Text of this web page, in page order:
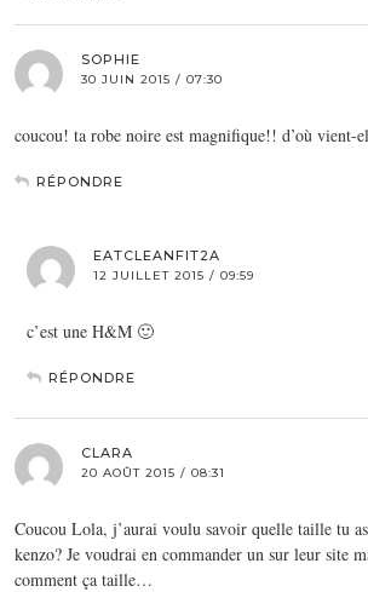
SOPHIE
30 JUIN 2015 / 07:30
coucou! ta robe noire est magnifique!! d’où vient-
RÉPONDRE
EATCLEANFIT2A
12 JUILLET 2015 / 09:59
c’est une H&M 🙂
RÉPONDRE
CLARA
20 AOÛT 2015 / 08:31
Coucou Lola, j’aurai voulu savoir quelle taille tu
kenzo? Je voudrai en commander un sur leur site
comment ça taille…